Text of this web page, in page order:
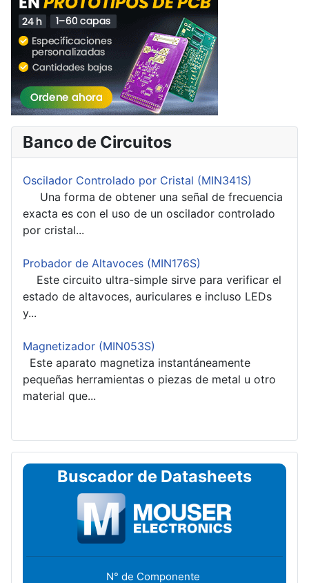
Banco de Circuitos
Oscilador Controlado por Cristal (MIN341S)
Una forma de obtener una señal de frecuencia
exacta es con el uso de un oscilador controlado
por cristal...
Probador de Altavoces (MIN176S)
Este circuito ultra-simple sirve para verificar el
estado de altavoces, auriculares e incluso LEDs
y...
Magnetizador (MIN053S)
Este aparato magnetiza instantáneamente
pequeñas herramientas o piezas de metal u otro
material que...
Buscador de Datasheets
N° de Componente